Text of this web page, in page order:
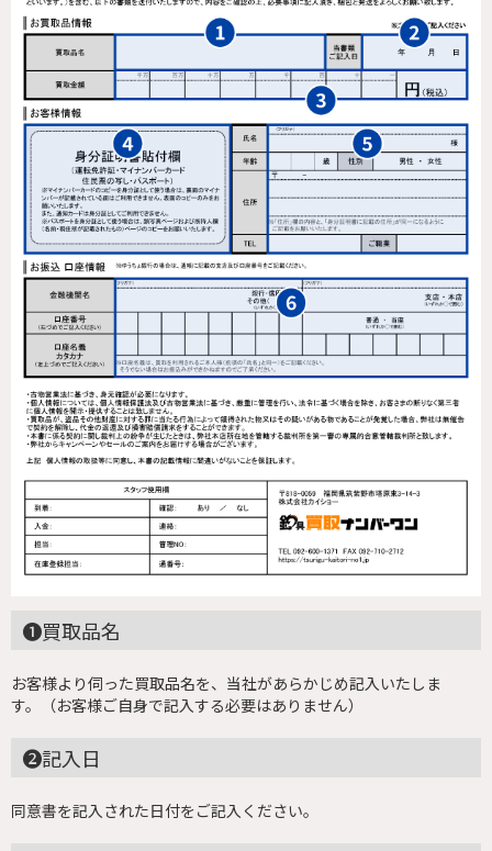
❶買取品名
お客様より伺った買取品名を、当社があらかじめ記入いたしま
す。（お客様ご自身で記入する必要はありません）
❷記入日
同意書を記入された日付をご記入ください。